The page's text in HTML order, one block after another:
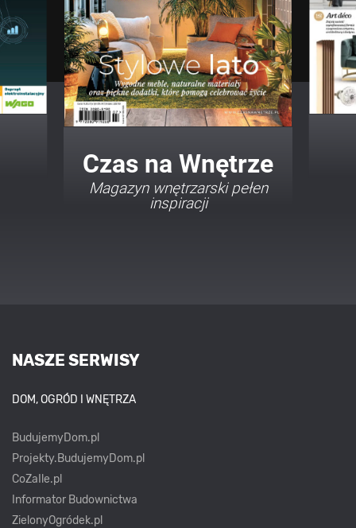
Twój Dom Twój Styl
Porady i inspiracje w
najmodniejszych stylach
NASZE SERWISY
DOM, OGRÓD I WNĘTRZA
BudujemyDom.pl
Projekty.BudujemyDom.pl
CoZaIle.pl
Informator Budownictwa
ZielonyOgródek.pl